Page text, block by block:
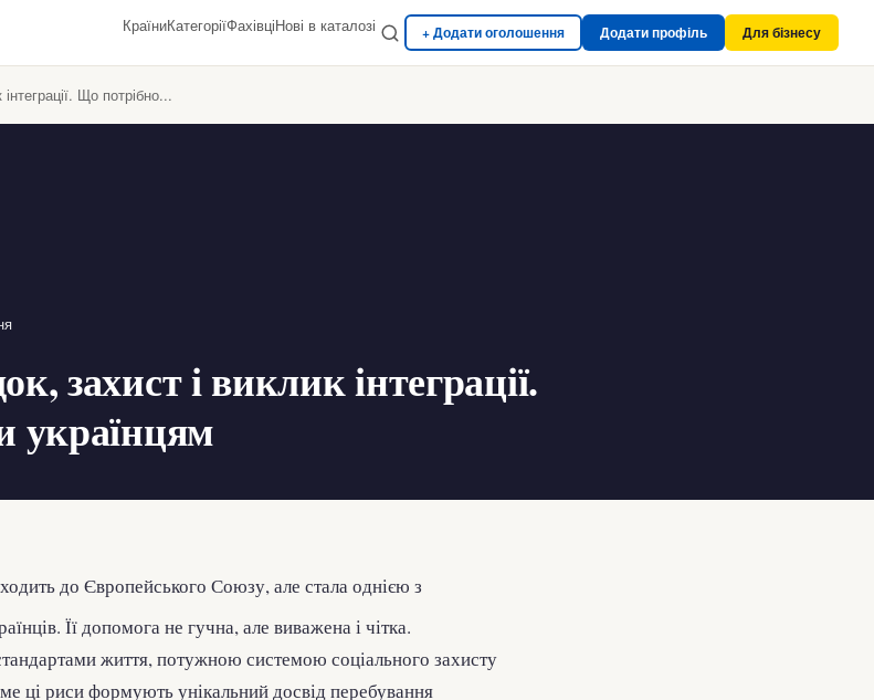
КраїниКатегоріїФахівціНові в каталозі + Додати оголошення Додати профіль Для бізнесу
Що потрібно...
захист і виклик інтеграції.
українцям
до Європейського Союзу, але стала однією з
Її допомога не гучна, але виважена і чітка.
життя, потужною системою соціального захисту
ці риси формують унікальний досвід перебування